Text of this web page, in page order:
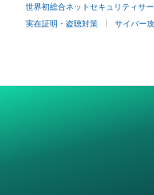
世界初総合ネットセキュリティサ
実在証明・盗聴対策 サイバー